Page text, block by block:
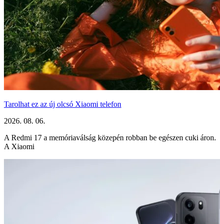
Tarolhat ez az új olcsó Xiaomi telefon
2026. 08. 06.
A Redmi 17 a memóriaválság közepén robban be egészen cuki áron.
A Xiaomi